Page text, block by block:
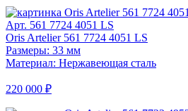
Арт. 561 7724 4051 LS
Oris Artelier 561 7724 4051 LS
Размеры: 33 мм
Материал: Нержавеющая сталь
220 000 ₽